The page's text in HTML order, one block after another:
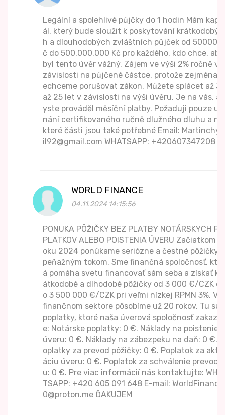
Legální a spolehlivé půjčky do 1 hodin Mám kapit
ál, který bude sloužit k poskytování krátkodobýc
h a dlouhodobých zvláštních půjček od 50000 K
č do 500.000.000 Kč pro každého, kdo chce, aby
byl tento úvěr vážný. Zájem ve výši 2% ročně v
závislosti na půjčené částce, protože zejména n
echceme porušovat zákon. Můžete splácet až 3
až 25 let v závislosti na výši úvěru. Je na vás, ab
yste prováděl měsíční platby. Požaduji pouze uz
nání certifikovaného ručně dlužného dluhu a ně
které části jsou také potřebné Email: Martinchyt
il92@gmail.com WHATSAPP: +420607347208
WORLD FINANCE
04.11.2024 14:15:56
PONUKA PÔŽIČKY BEZ PLATBY NOTÁRSKYCH PO
PLATKOV ALEBO POISTENIA ÚVERU Začiatkom r
oku 2024 ponúkame seriózne a čestné pôžičky s
peňažným tokom. Sme finančná spoločnosť, ktor
á pomáha svetu financovať sám seba a získať kr
átkodobé a dlhodobé pôžičky od 3 000 €/CZK d
o 3 500 000 €/CZK pri veľmi nízkej RPMN 3%. Vo
finančnom sektore pôsobíme už 20 rokov. Tu sú
poplatky, ktoré naša úverová spoločnosť zakazuj
e: Notárske poplatky: 0 €. Náklady na poistenie
úveru: 0 €. Náklady na zábezpeku na daň: 0 €. P
oplatky za prevod pôžičky: 0 €. Poplatok za aktiv
áciu úveru: 0 €. Poplatok za schválenie prevod
u: 0 €. Pre viac informácií nás kontaktujte: WHA
TSAPP: +420 605 091 648 E-mail: WorldFinance
0@proton.me ĎAKUJEM